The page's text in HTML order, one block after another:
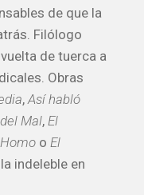
de que la
Filólogo
de tuerca a
Obras
, Así habló
Mal, El
o El
indeleble en